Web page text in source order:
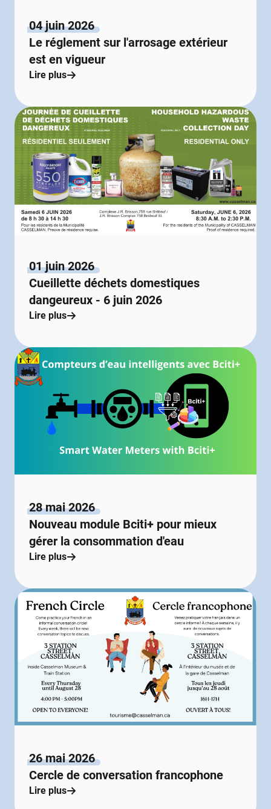
04 juin 2026
Le réglement sur l'arrosage extérieur
est en vigueur
Lire plus
01 juin 2026
Cueillette déchets domestiques
dangeureux - 6 juin 2026
Lire plus
28 mai 2026
Nouveau module Bciti+ pour mieux
gérer la consommation d'eau
Lire plus
26 mai 2026
Cercle de conversation francophone
Lire plus